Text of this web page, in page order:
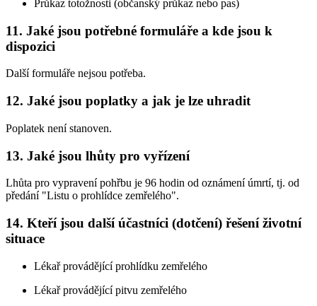
Průkaz totožnosti (občanský průkaz nebo pas)
11. Jaké jsou potřebné formuláře a kde jsou k
dispozici
Další formuláře nejsou potřeba.
12. Jaké jsou poplatky a jak je lze uhradit
Poplatek není stanoven.
13. Jaké jsou lhůty pro vyřízení
Lhůta pro vypravení pohřbu je 96 hodin od oznámení úmrtí, tj. od
předání "Listu o prohlídce zemřelého".
14. Kteří jsou další účastníci (dotčení) řešení životní
situace
Lékař provádějící prohlídku zemřelého
Lékař provádějící pitvu zemřelého